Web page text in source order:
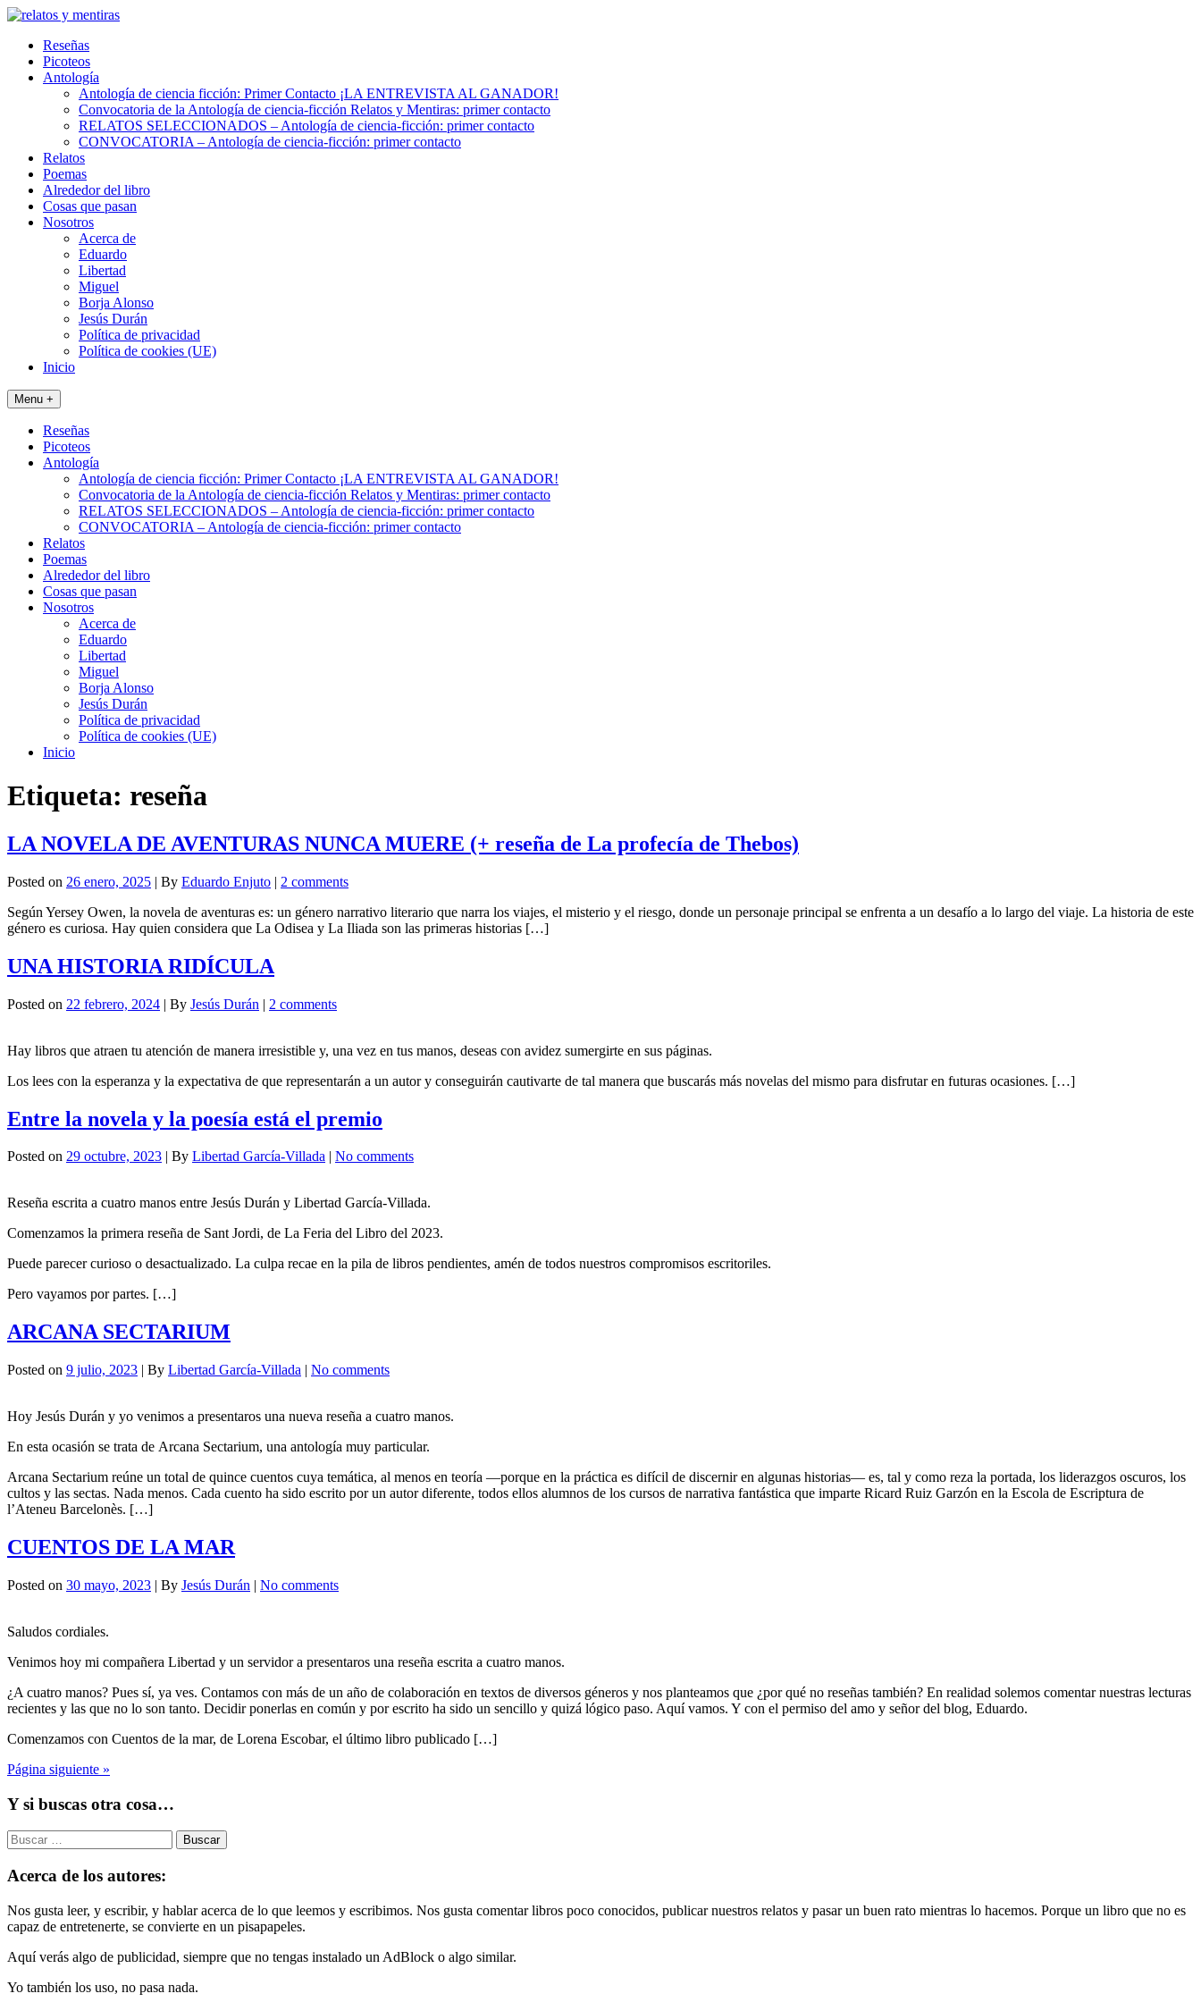
Skip
contentReseñas
Picoteos
Antología
Antología de ciencia ficción: Primer Contacto ¡LA ENTREVISTA AL GANADOR!
Convocatoria de la Antología de ciencia-ficción Relatos y Mentiras: primer contacto
RELATOS SELECCIONADOS – Antología de ciencia-ficción: primer contacto
CONVOCATORIA – Antología de ciencia-ficción: primer contacto
Relatos
Poemas
Alrededor del libro
Cosas que pasan
Nosotros
Acerca de
Eduardo
Libertad
Miguel
Borja Alonso
Jesús Durán
Política de privacidad
Política de cookies (UE)
Inicio
Menu +
Reseñas
Picoteos
Antología
Antología de ciencia ficción: Primer Contacto ¡LA ENTREVISTA AL GANADOR!
Convocatoria de la Antología de ciencia-ficción Relatos y Mentiras: primer contacto
RELATOS SELECCIONADOS – Antología de ciencia-ficción: primer contacto
CONVOCATORIA – Antología de ciencia-ficción: primer contacto
Relatos
Poemas
Alrededor del libro
Cosas que pasan
Nosotros
Acerca de
Eduardo
Libertad
Miguel
Borja Alonso
Jesús Durán
Política de privacidad
Política de cookies (UE)
Inicio
Etiqueta: reseña
LA NOVELA DE AVENTURAS NUNCA MUERE (+ reseña de La profecía de Thebos)
Posted on 26 enero, 2025 | By Eduardo Enjuto | 2 comments
Según Yersey Owen, la novela de aventuras es: un género narrativo literario que narra los viajes, el misterio y el riesgo, donde un personaje principal se enfrenta a un desafío a lo largo del viaje. La historia de este
género es curiosa. Hay quien considera que La Odisea y La Iliada son las primeras historias […]
UNA HISTORIA RIDÍCULA
Posted on 22 febrero, 2024 | By Jesús Durán | 2 comments
Hay libros que atraen tu atención de manera irresistible y, una vez en tus manos, deseas con avidez sumergirte en sus páginas.
Los lees con la esperanza y la expectativa de que representarán a un autor y conseguirán cautivarte de tal manera que buscarás más novelas del mismo para disfrutar en futuras ocasiones. […]
Entre la novela y la poesía está el premio
Posted on 29 octubre, 2023 | By Libertad García-Villada | No comments
Reseña escrita a cuatro manos entre Jesús Durán y Libertad García-Villada.
Comenzamos la primera reseña de Sant Jordi, de La Feria del Libro del 2023.
Puede parecer curioso o desactualizado. La culpa recae en la pila de libros pendientes, amén de todos nuestros compromisos escritoriles.
Pero vayamos por partes. […]
ARCANA SECTARIUM
Posted on 9 julio, 2023 | By Libertad García-Villada | No comments
Hoy Jesús Durán y yo venimos a presentaros una nueva reseña a cuatro manos.
En esta ocasión se trata de Arcana Sectarium, una antología muy particular.
Arcana Sectarium reúne un total de quince cuentos cuya temática, al menos en teoría —porque en la práctica es difícil de discernir en algunas historias— es, tal y como reza la portada, los liderazgos oscuros, los
cultos y las sectas. Nada menos. Cada cuento ha sido escrito por un autor diferente, todos ellos alumnos de los cursos de narrativa fantástica que imparte Ricard Ruiz Garzón en la Escola de Escriptura de
l’Ateneu Barcelonès. […]
CUENTOS DE LA MAR
Posted on 30 mayo, 2023 | By Jesús Durán | No comments
Saludos cordiales.
Venimos hoy mi compañera Libertad y un servidor a presentaros una reseña escrita a cuatro manos.
¿A cuatro manos? Pues sí, ya ves. Contamos con más de un año de colaboración en textos de diversos géneros y nos planteamos que ¿por qué no reseñas también? En realidad solemos comentar nuestras lecturas
recientes y las que no lo son tanto. Decidir ponerlas en común y por escrito ha sido un sencillo y quizá lógico paso. Aquí vamos. Y con el permiso del amo y señor del blog, Eduardo.
Comenzamos con Cuentos de la mar, de Lorena Escobar, el último libro publicado […]
Página siguiente »
Y si buscas otra cosa…
Buscar:
Acerca de los autores:
Nos gusta leer, y escribir, y hablar acerca de lo que leemos y escribimos. Nos gusta comentar libros poco conocidos, publicar nuestros relatos y pasar un buen rato mientras lo hacemos. Porque un libro que no es
capaz de entretenerte, se convierte en un pisapapeles.
Aquí verás algo de publicidad, siempre que no tengas instalado un AdBlock o algo similar.
Yo también los uso, no pasa nada.